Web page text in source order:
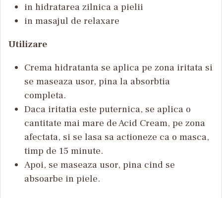
in hidratarea zilnica a pielii
in masajul de relaxare
Utilizare
Crema hidratanta se aplica pe zona iritata si
se maseaza usor, pina la absorbtia
completa.
Daca iritatia este puternica, se aplica o
cantitate mai mare de Acid Cream, pe zona
afectata, si se lasa sa actioneze ca o masca,
timp de 15 minute.
Apoi, se maseaza usor, pina cind se
absoarbe in piele.